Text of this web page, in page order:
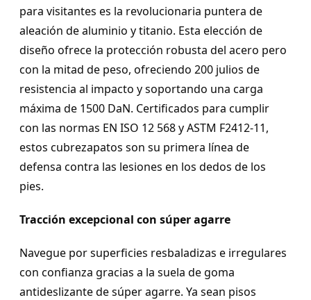
para visitantes es la revolucionaria puntera de
aleación de aluminio y titanio. Esta elección de
diseño ofrece la protección robusta del acero pero
con la mitad de peso, ofreciendo 200 julios de
resistencia al impacto y soportando una carga
máxima de 1500 DaN. Certificados para cumplir
con las normas EN ISO 12 568 y ASTM F2412-11,
estos cubrezapatos son su primera línea de
defensa contra las lesiones en los dedos de los
pies.
Tracción excepcional con súper agarre
Navegue por superficies resbaladizas e irregulares
con confianza gracias a la suela de goma
antideslizante de súper agarre. Ya sean pisos